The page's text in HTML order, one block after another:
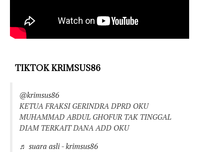
TIKTOK KRIMSUS86
@krimsus86
KETUA FRAKSI GERINDRA DPRD OKU
MUHAMMAD ABDUL GHOFUR TAK TINGGAL
DIAM TERKAIT DANA ADD OKU
♬ suara asli - krimsus86